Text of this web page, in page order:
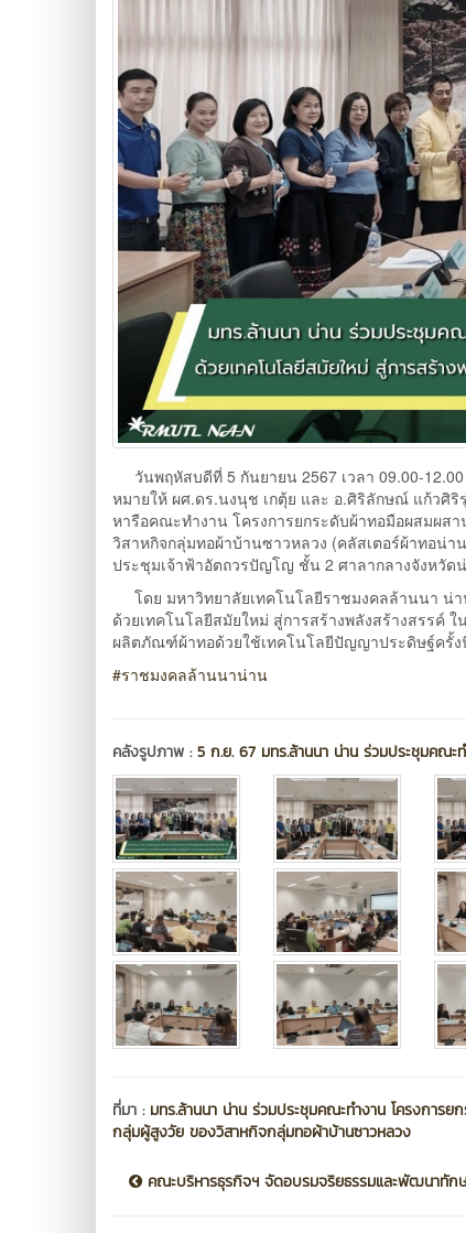
วันพฤหัสบดีที่ 5 กันยายน 2567 เวลา 09.00-
หมายให้ ผศ.ดร.นงนุช เกตุ้ย และ อ.ศิริลักษณ์ แก้วศิริ
หารือคณะทำงาน โครงการยกระดับผ้าทอมือผสมผส
วิสาหกิจกลุ่มทอผ้าบ้านซาวหลวง (คลัสเตอร์ผ้าทอน่
ประชุมเจ้าฟ้าอัตถวรปัญโญ ชั้น 2 ศาลากลางจังหวัด
โดย มหาวิทยาลัยเทคโนโลยีราชมงคลล้านนา น่
ด้วยเทคโนโลยีสมัยใหม่ สู่การสร้างพลังสร้างสรรค์
ผลิตภัณฑ์ผ้าทอด้วยใช้เทคโนโลยีปัญญาประดิษฐ์ครั้ง
#ราชมงคลล้านนาน่าน
คลังรูปภาพ :5 ก.ย. 67 มทร.ล้านนา น่าน ร่วมประชุมคณะ
ที่มา : มทร.ล้านนา น่าน ร่วมประชุมคณะทำงาน โครงการ
กลุ่มผู้สูงวัย ของวิสาหกิจกลุ่มทอผ้าบ้านซาวหลวง
คณะบริหารธุรกิจฯ จัดอบรมจริยธรรมและพัฒนาทัก